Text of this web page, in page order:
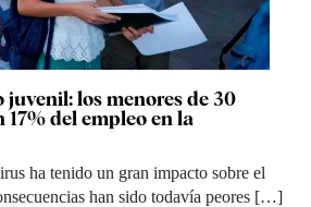
los menores de 30
del empleo en la
ha tenido un gran impacto sobre el
han sido todavía peores […]